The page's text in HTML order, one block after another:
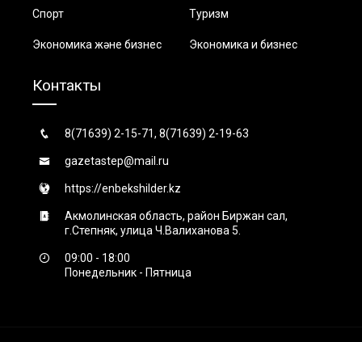
Спорт Туризм
Экономика және бизнес Экономика и бизнес
Контакты
8(71639) 2-15-71, 8(71639) 2-19-63
gazetastep@mail.ru
https://enbekshilder.kz
Акмолинская область, район Биржан сал,
г.Степняк, улица Ч.Валиханова 5.
09:00 - 18:00
Понедельник - Пятница